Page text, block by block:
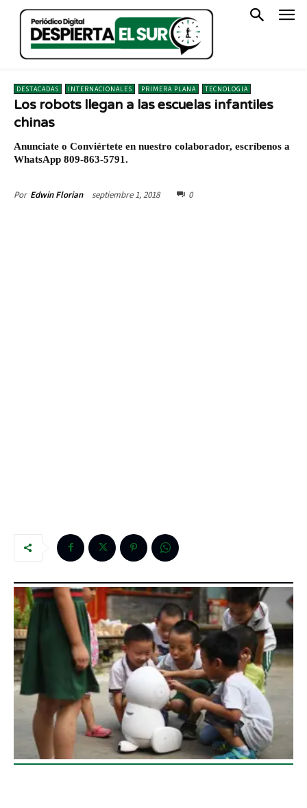
DESTACADAS INTERNACIONALES PRIMERA PLANA TECNOLOGIA
Los robots llegan a las escuelas infantiles
chinas
Anunciate o Conviértete en nuestro colaborador, escríbenos a
WhatsApp 809-863-5791.
Por Edwin Florian septiembre 1, 2018 0